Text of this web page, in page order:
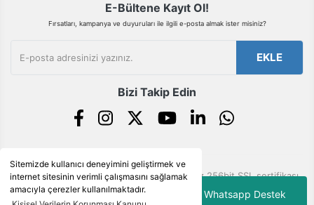
Sitemizde kullanıcı deneyimini geliştirmek ve
internet sitesinin verimli çalışmasını sağlamak
amacıyla çerezler kullanılmaktadır.
Whatsapp Destek
E-Bültene Kayıt Ol!
Fırsatları, kampanya ve duyuruları ile ilgili e-posta almak ister misiniz?
EKLE
Bizi Takip Edin
© Tüm hakları saklıdır. Kredi kartı bilgileriniz 256bit SSL sertifikası
ile korunmaktadır.